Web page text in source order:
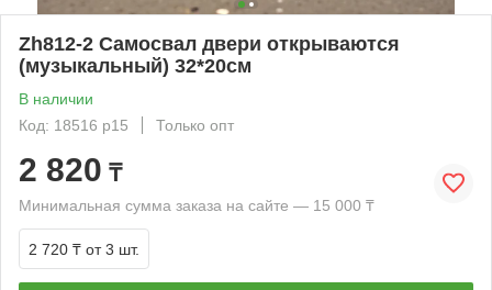
Zh812-2 Самосвал двери открываются
(музыкальный) 32*20см
В наличии
Код: 18516 р15
Только опт
2 820 ₸
Минимальная сумма заказа на сайте — 15 000 ₸
2 720 ₸ от 3 шт.